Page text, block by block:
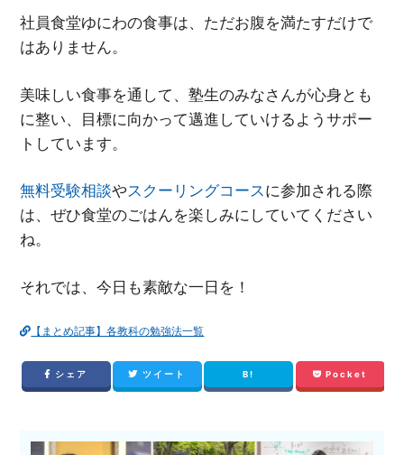
社員食堂ゆにわの食事は、ただお腹を満たすだけで
はありません。
美味しい食事を通して、塾生のみなさんが心身とも
に整い、目標に向かって邁進していけるようサポー
トしています。
無料受験相談やスクーリングコースに参加される際
は、ぜひ食堂のごはんを楽しみにしていてください
ね。
それでは、今日も素敵な一日を！
【まとめ記事】各教科の勉強法一覧
シェア ツイート B! Pocket